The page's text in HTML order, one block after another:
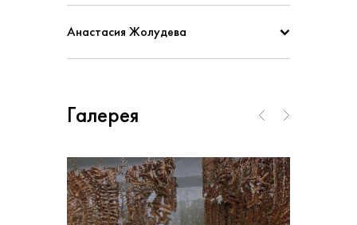
Анастасия Жолудева
Галерея